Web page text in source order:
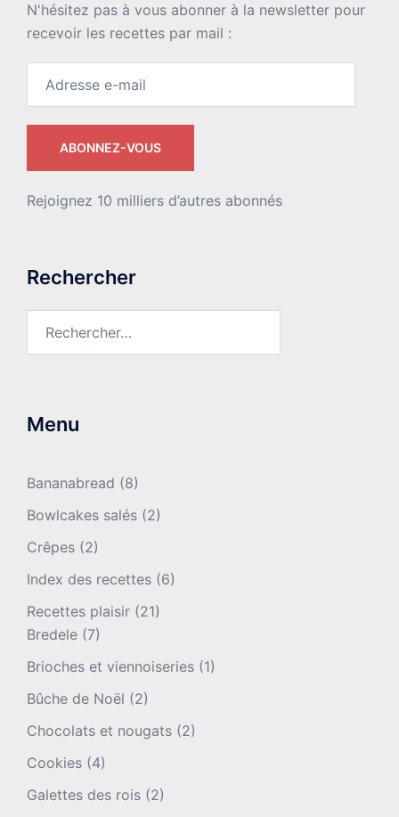
N'hésitez pas à vous abonner à la newsletter pour
recevoir les recettes par mail :
ABONNEZ-VOUS
Rejoignez 10 milliers d’autres abonnés
Rechercher
Menu
Bananabread (8)
Bowlcakes salés (2)
Crêpes (2)
Index des recettes (6)
Recettes plaisir (21)
Bredele (7)
Brioches et viennoiseries (1)
Bûche de Noël (2)
Chocolats et nougats (2)
Cookies (4)
Galettes des rois (2)